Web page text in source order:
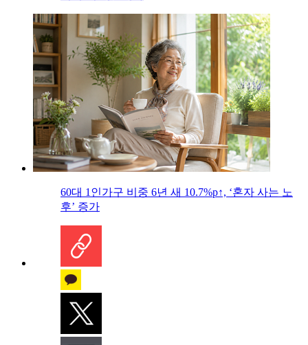
60대 1인가구 비중 6년 새 10.7%p↑, ‘혼자 사는 노
후’ 증가